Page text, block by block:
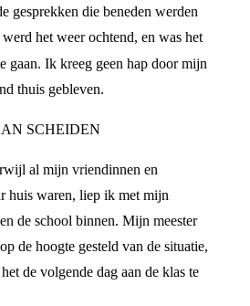
gesprekken die beneden werden
het weer ochtend, en was het
gaan. Ik kreeg geen hap door mijn
thuis gebleven.
SCHEIDEN
al mijn vriendinnen en
huis waren, liep ik met mijn
de school binnen. Mijn meester
de hoogte gesteld van de situatie,
de volgende dag aan de klas te